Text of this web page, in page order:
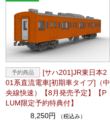
[サハ201]JR東日本2
01系直流電車[初期車タイプ]（中
央線快速）【8月発売予定】【P
LUM限定予約特典付】
8,250円
（税込み）